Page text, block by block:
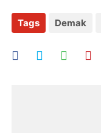
Tags Demak